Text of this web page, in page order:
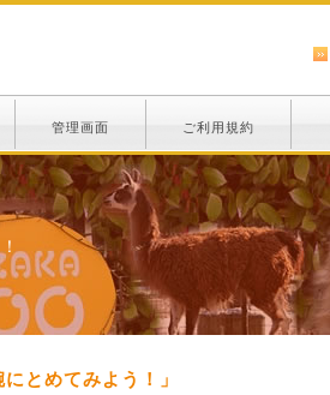
管理画面 ご利用規約
とめてみよう！」